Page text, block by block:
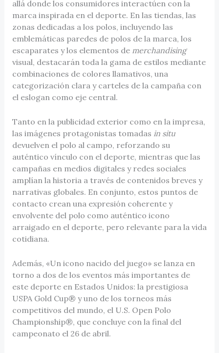
allá donde los consumidores interactúen con la
marca inspirada en el deporte. En las tiendas, las
zonas dedicadas a los polos, incluyendo las
emblemáticas paredes de polos de la marca, los
escaparates y los elementos de merchandising
visual, destacarán toda la gama de estilos mediante
combinaciones de colores llamativos, una
categorización clara y carteles de la campaña con
el eslogan como eje central.
Tanto en la publicidad exterior como en la impresa,
las imágenes protagonistas tomadas in situ
devuelven el polo al campo, reforzando su
auténtico vínculo con el deporte, mientras que las
campañas en medios digitales y redes sociales
amplían la historia a través de contenidos breves y
narrativas globales. En conjunto, estos puntos de
contacto crean una expresión coherente y
envolvente del polo como auténtico icono
arraigado en el deporte, pero relevante para la vida
cotidiana.
Además, «Un icono nacido del juego» se lanza en
torno a dos de los eventos más importantes de
este deporte en Estados Unidos: la prestigiosa
USPA Gold Cup® y uno de los torneos más
competitivos del mundo, el U.S. Open Polo
Championship®, que concluye con la final del
campeonato el 26 de abril.